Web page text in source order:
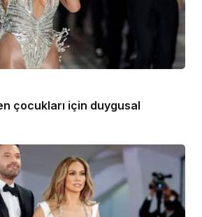
çocukları için duygusal